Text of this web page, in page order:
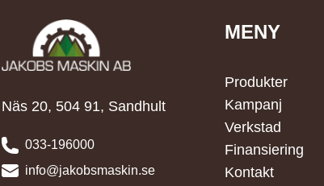
Näs 20, 504 91, Sandhult
033-196000
info@jakobsmaskin.se
MENY
Produkter
Kampanj
Verkstad
Finansiering
Kontakt